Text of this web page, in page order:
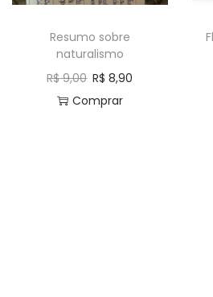
Resumo sobre
naturalismo
R$9,00 R$ 8,90
Comprar